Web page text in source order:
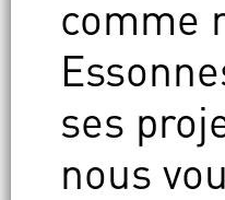
comme
ses
nous